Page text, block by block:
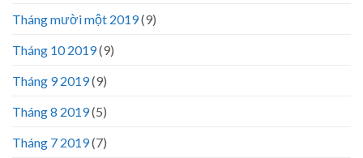
Tháng mười một 2019(9)
Tháng 10 2019(9)
Tháng 9 2019(9)
Tháng 8 2019(5)
Tháng 7 2019(7)